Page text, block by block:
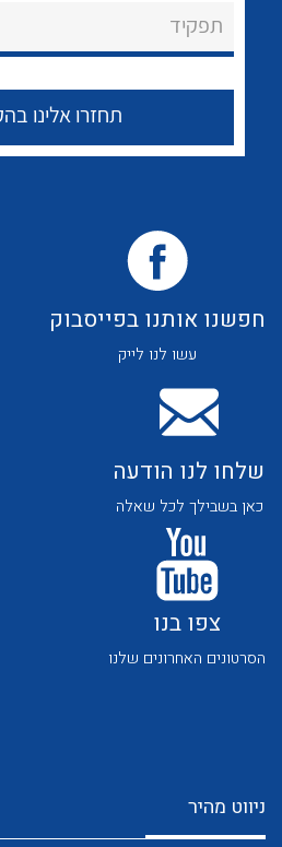
צור קשר
לכל מוצרי היצרן
תפקיד
חפשנו אותנו בפייסבוק
עשו לנו לייק
שלחו לנו הודעה
כאן בשבילך לכל שאלה
צפו בנו
הסרטונים האחרונים שלנו
ניווט מהיר